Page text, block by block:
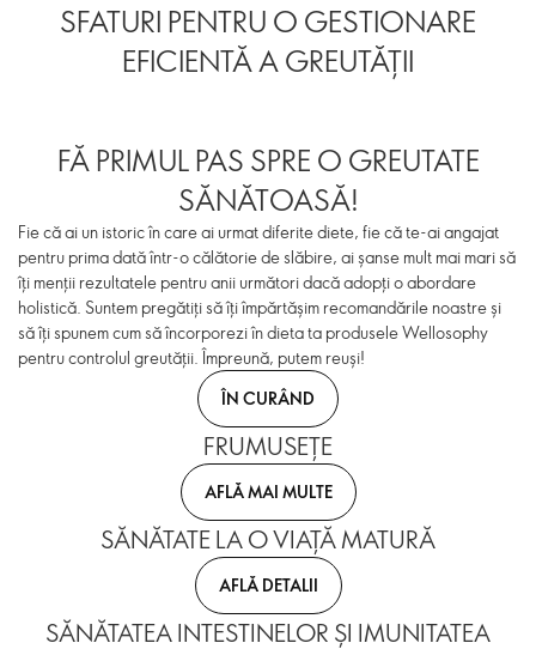
SFATURI PENTRU O GESTIONARE
EFICIENTĂ A GREUTĂȚII
FĂ PRIMUL PAS SPRE O GREUTATE
SĂNĂTOASĂ!
Fie că ai un istoric în care ai urmat diferite diete, fie că te-ai angajat
pentru prima dată într-o călătorie de slăbire, ai șanse mult mai mari să
îți menții rezultatele pentru anii următori dacă adopți o abordare
holistică. Suntem pregătiți să îți împărtășim recomandările noastre și
să îți spunem cum să încorporezi în dieta ta produsele Wellosophy
pentru controlul greutății. Împreună, putem reuși!
ÎN CURÂND
FRUMUSEȚE
AFLĂ MAI MULTE
SĂNĂTATE LA O VIAȚĂ MATURĂ
AFLĂ DETALII
SĂNĂTATEA INTESTINELOR ȘI IMUNITATEA